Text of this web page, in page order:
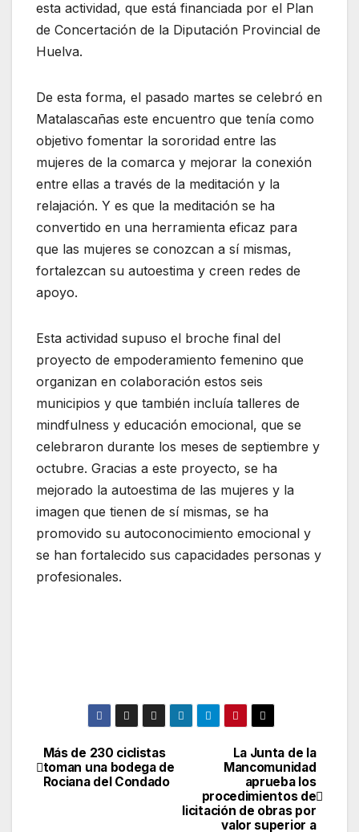
esta actividad, que está financiada por el Plan
de Concertación de la Diputación Provincial de
Huelva.
De esta forma, el pasado martes se celebró en
Matalascañas este encuentro que tenía como
objetivo fomentar la sororidad entre las
mujeres de la comarca y mejorar la conexión
entre ellas a través de la meditación y la
relajación. Y es que la meditación se ha
convertido en una herramienta eficaz para
que las mujeres se conozcan a sí mismas,
fortalezcan su autoestima y creen redes de
apoyo.
Esta actividad supuso el broche final del
proyecto de empoderamiento femenino que
organizan en colaboración estos seis
municipios y que también incluía talleres de
mindfulness y educación emocional, que se
celebraron durante los meses de septiembre y
octubre. Gracias a este proyecto, se ha
mejorado la autoestima de las mujeres y la
imagen que tienen de sí mismas, se ha
promovido su autoconocimiento emocional y
se han fortalecido sus capacidades personas y
profesionales.
Navegación
de
La Junta de la
Mancomunidad
aprueba los
procedimientos de
licitación de obras por
valor superior a
Más de 230 ciclistas
toman una bodega de
Rociana del Condado